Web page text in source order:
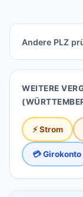
Andere PLZ
WEITERE
⚡ Strom
💳 Girokonto